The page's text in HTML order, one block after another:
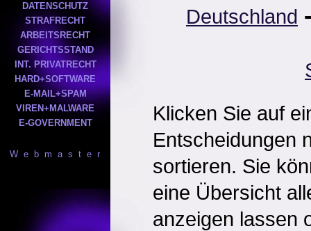
DATENSCHUTZ
STRAFRECHT
ARBEITSRECHT
GERICHTSSTAND
INT. PRIVATRECHT
HARD+SOFTWARE
E-MAIL+SPAM
VIREN+MALWARE
E-GOVERNMENT
W e b m a s t e r
Deutschland
Klicken Sie auf
Entscheidungen
sortieren. Sie
eine Übersicht
anzeigen lassen